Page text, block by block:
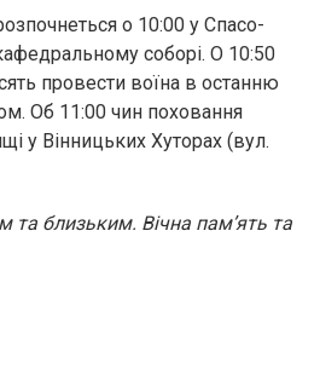
о 10:00 у Спасо-
соборі. О 10:50
провести воїна в останню
Об 11:00 чин поховання
у Вінницьких Хуторах (вул.
та близьким. Вічна пам’ять та